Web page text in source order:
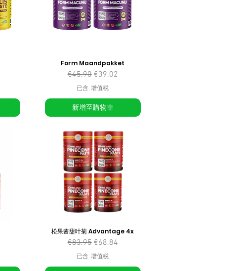
Form Maandpakket
一般價格
€45.90 促銷價格
€39.02
已含 增值税
新增至購物車
松果酱甜叶菊 Advantage 4x
一般價格
€83.95 促銷價格
€68.84
已含 增值税